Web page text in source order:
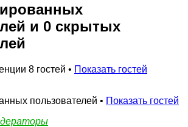
и 0 скрытых
8 гостей • Показать гостей
пользователей • Показать гостей